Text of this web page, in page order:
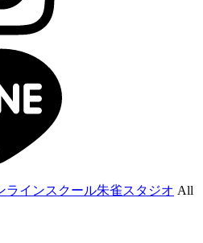
ラインスクール朱雀スタジオ All